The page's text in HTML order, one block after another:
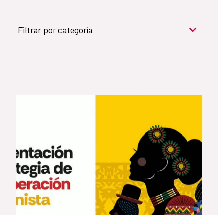
Filtrar por categoría
AMÉRICA LATINA Y CARIBE (490)
España (486)
Agua y saneamiento (333)
Salud (265)
Educación (225)